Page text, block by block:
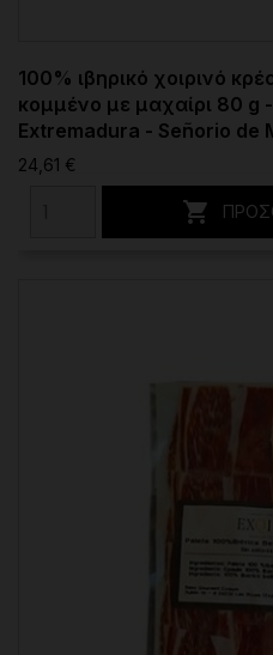
100% ιβηρικό χοιρινό
κομμένο με μαχαίρι 80 g
Extremadura - Señorio de
24,61 €
